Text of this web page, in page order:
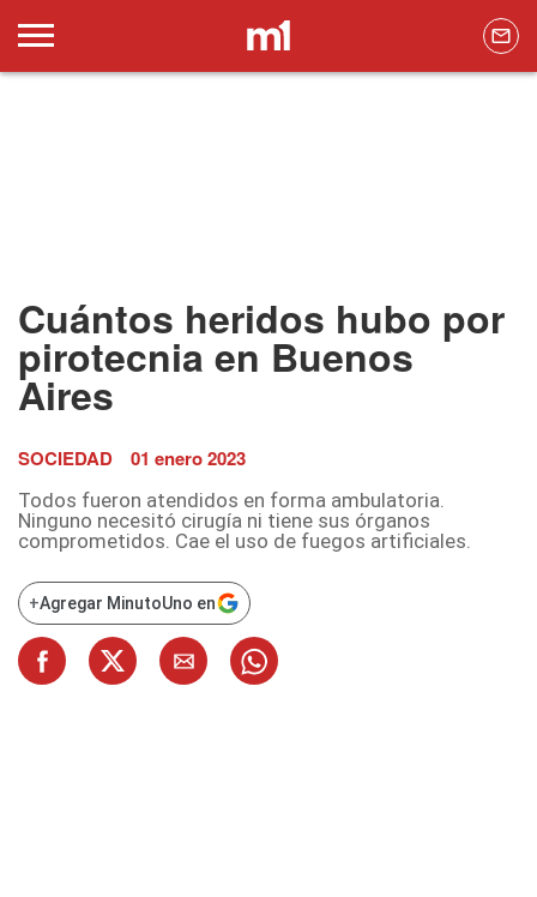
Cuántos heridos hubo por
pirotecnia en Buenos
Aires
SOCIEDAD 01 enero 2023
Todos fueron atendidos en forma ambulatoria.
Ninguno necesitó cirugía ni tiene sus órganos
comprometidos. Cae el uso de fuegos artificiales.
+Agregar MinutoUno en